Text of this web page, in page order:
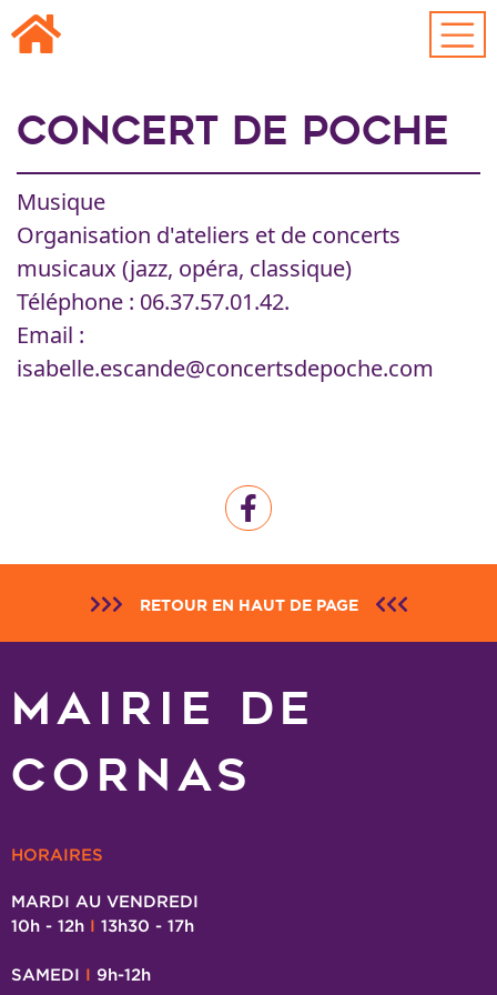
Passer au contenu principal
Concert de poche
Musique
Organisation d'ateliers et de concerts
musicaux (jazz, opéra, classique)
Téléphone : 06.37.57.01.42.
Email :
isabelle.escande@concertsdepoche.com
RETOUR EN HAUT DE PAGE
MAIRIE DE
CORNAS
HORAIRES
MARDI AU VENDREDI
10h - 12h I 13h30 - 17h
SAMEDI I 9h-12h